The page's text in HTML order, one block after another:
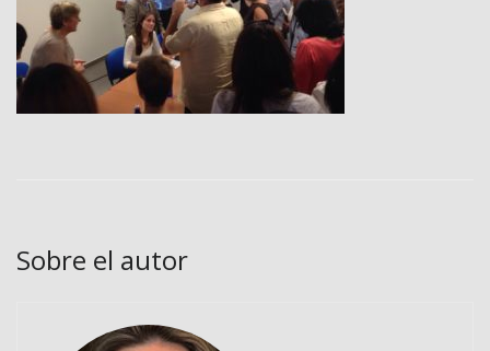
Sobre el autor